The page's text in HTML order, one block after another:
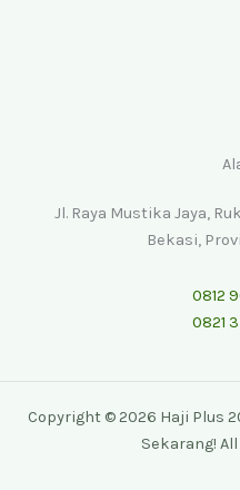
Jl. Raya Mustika Jaya,
Bekasi,
0812
0821
Copyright © 2026 Haji Plus
Sekarang!